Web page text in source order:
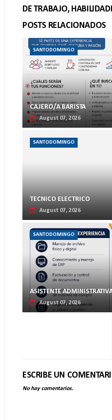
DE TRABAJO,
POSTS RELACIONADOS
SANTODOMINGO
CAJERO/A BARISTA
August 07, 2026
SANTODOMINGO
TECNICO ELECTRICO
August 07, 2026
SANTODOMINGO
ASISTENTE
August 07, 2026
ESCRIBE UN
No hay comentarios.